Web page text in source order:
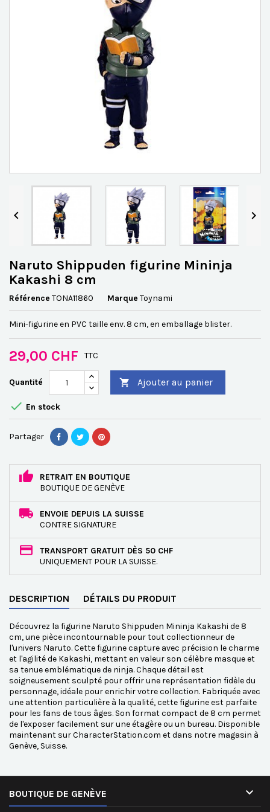
 
Naruto Shippuden figurine Mininja
Kakashi 8 cm
Référence TONA11860 Marque Toynami
Mini-figurine en PVC taille env. 8 cm, en emballage blister.
29,00 CHF TTC
Quantité  Ajouter au panier
 En stock
Partager
RETRAIT EN BOUTIQUE
BOUTIQUE DE GENÈVE
ENVOIE DEPUIS LA SUISSE
CONTRE SIGNATURE
TRANSPORT GRATUIT DÈS 50 CHF
UNIQUEMENT POUR LA SUISSE.
DESCRIPTION DÉTAILS DU PRODUIT
Découvrez la figurine Naruto Shippuden Mininja Kakashi de 8
cm, une pièce incontournable pour tout collectionneur de
l'univers Naruto. Cette figurine capture avec précision le charme
et l'agilité de Kakashi, mettant en valeur son célèbre masque et
sa tenue emblématique de ninja. Chaque détail est
soigneusement sculpté pour offrir une représentation fidèle du
personnage, idéale pour enrichir votre collection. Fabriquée avec
une attention particulière à la qualité, cette figurine est parfaite
pour les fans de tous âges. Son format compact de 8 cm permet
de l'exposer facilement sur une étagère ou un bureau. Disponible
maintenant sur CharacterStation.com et dans notre magasin à
Genève, Suisse.
BOUTIQUE DE GENÈVE 